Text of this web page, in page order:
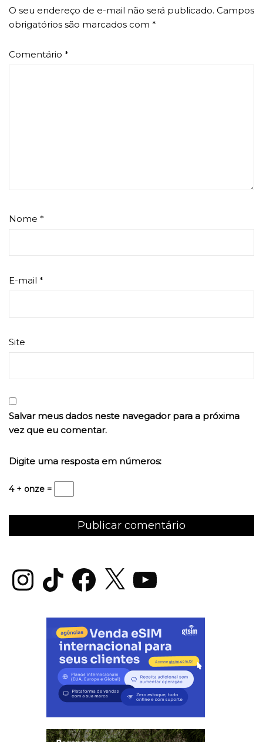
O seu endereço de e-mail não será publicado. Campos
obrigatórios são marcados com *
Comentário *
Nome *
E-mail *
Site
Salvar meus dados neste navegador para a próxima
vez que eu comentar.
Digite uma resposta em números:
4 + onze =
InstagramTikTok Facebook
X YouTube